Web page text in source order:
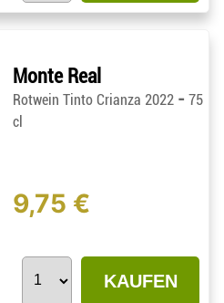
Monte Real
Rotwein Tinto Crianza 2022 -75
cl
9,75 €
KAUFEN